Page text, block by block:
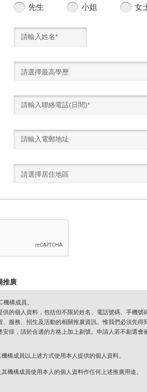
先生 小姐 女
請選擇最高學歷
請選擇居住地區
推廣
構成員。
供的個人資料，包括但不限於姓名、電話號碼、手機
、服務、招生及活動的相關推廣資訊。惟我們必須先
排，請於合適的方格上加上剔號。申請人若不剔選
構成員以上述方式使用本人提供的個人資料。
機構成員使用本人的個人資料作任何上述推廣用途。